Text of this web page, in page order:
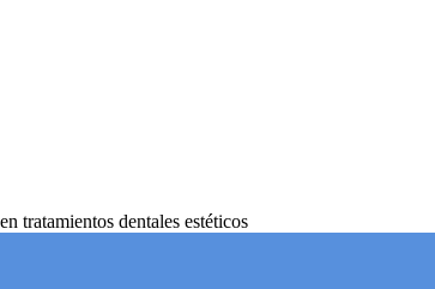
tratamientos dentales estéticos